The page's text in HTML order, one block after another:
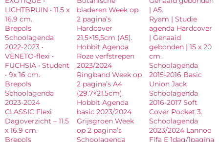
LICHTBRUIN • 11.5 x
16.9 cm.
Brepols
Schoolagenda
2022-2023 •
VENETO-flexi •
FUCHSIA • Student
• 9x 16 cm.
Brepols
Schoolagenda
2023-2024
CLASSIC Flexi
Dagoverzicht – 11.5
x 16.9 cm.
Brepols
bladeren Week op
2 pagina’s
Hardcover
21,5×15,5cm (A5).
Hobbit Agenda
Roze verfstrepen
2023/2024
Ringband Week op
2 pagina’s A4
(29.7×21.5cm).
Hobbit Agenda
basic 2023/2024
Grijsgroen Week
op 2 pagina’s
Schoolagenda
| A5.
Ryam | Studie
agenda Hardcover
| Genaaid
gebonden | 15 x 20
cm.
Schoolagenda
2015-2016 Basic
Union Jack
Schoolagenda
2016-2017 Soft
Cover Pocket 3.
Schoolagenda
2023/2024 Lannoo
Fifa E 1dag/1pagina